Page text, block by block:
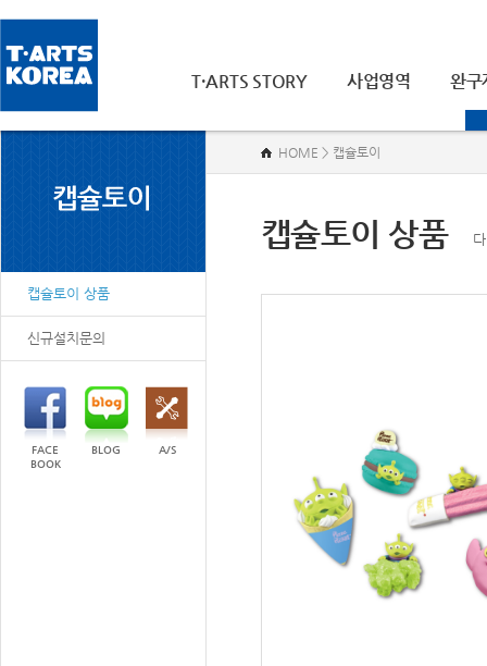
T·ARTS STORY 사업영역 완구
캡슐토이 상품
신규설치문의
FACE
BOOK
BLOG A/S
캡슐토이 상품
HOME > 캡슐토이